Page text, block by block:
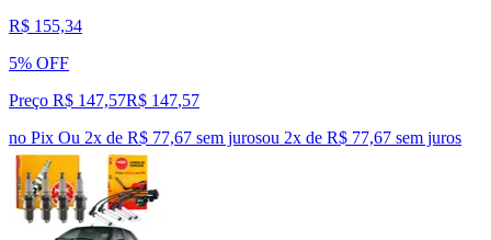
R$ 155,34
5% OFF
Preço R$ 147,57R$ 147,57
no Pix Ou 2x de R$ 77,67 sem jurosou 2x de R$ 77,67 sem juros